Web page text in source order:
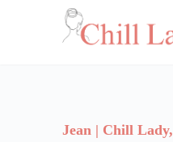
Jean | Chill Lady,